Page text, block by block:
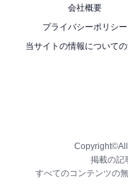
会社概要
プライバシーポリシー
当サイトの情報について
Copyright©All
掲載の記
すべてのコンテンツの